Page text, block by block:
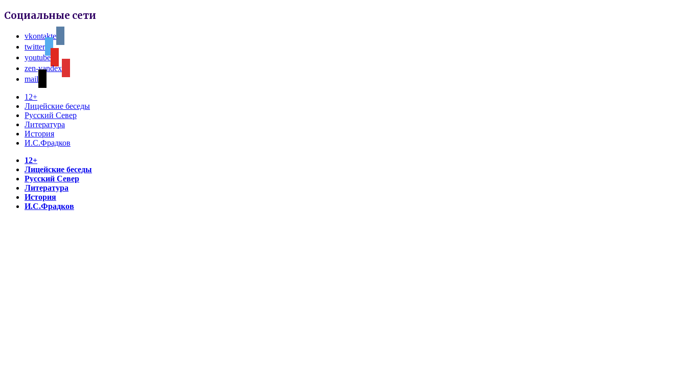
Социальные сети
vkontakte
twitter
youtube
zen-yandex
mail
12+
Лицейские беседы
Русский Север
Литература
История
И.С.Фрадков
12+
Лицейские беседы
Русский Север
Литература
История
И.С.Фрадков